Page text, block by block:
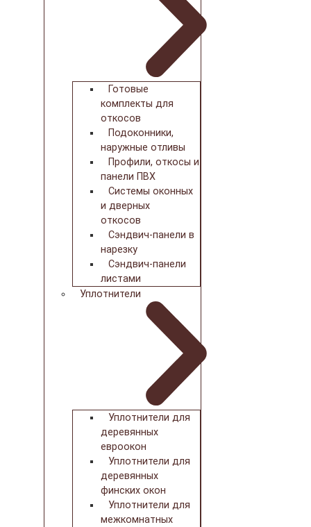
Готовые
комплекты для
откосов
Подоконники,
наружные отливы
Профили, откосы и
панели ПВХ
Системы оконных
и дверных
откосов
Сэндвич-панели в
нарезку
Сэндвич-панели
листами
Уплотнители
Уплотнители для
деревянных
евроокон
Уплотнители для
деревянных
финских окон
Уплотнители для
межкомнатных